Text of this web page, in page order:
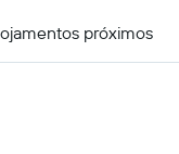
próximos